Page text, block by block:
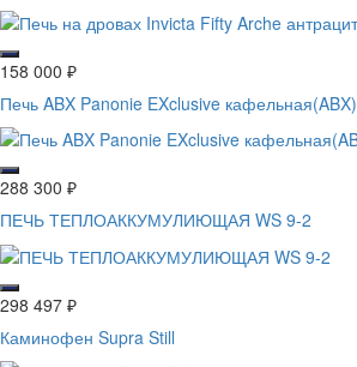
158 000 ₽
Печь ABX Panonie EXclusive кафельная(ABX)
288 300 ₽
ПЕЧЬ ТЕПЛОАККУМУЛИЮЩАЯ WS 9-2
298 497 ₽
Каминофен Supra Still